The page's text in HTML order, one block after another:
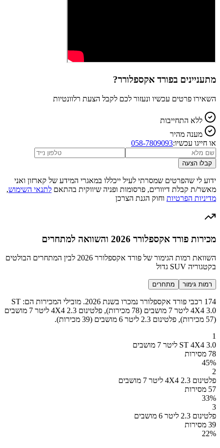
מתעניינים בפורד אקספלורר?
השאירו פרטים עכשיו ונעזור לכם לקבל הצעת רלוונטיות
ללא התחייבות
מענה מהיר
או חייגו עכשיו:058-7809093
קבלו הצעה
ידוע לי שהפרטים שמסרתי לעיל ייכללו במאגרי המידע של קארזון ואני
מאשר/ת קבלת דיוורים, פרסומות ופניה שיווקית בהתאם לתנאי השימוש,
מדיניות הפרטיות וחוק הגנת הצרכן
מכירות פורד אקספלורר 2026 והשוואה למתחרים
השוואת רמות הגימור של פורד אקספלורר 2026 לבין המתחרים הבולטים
בקטגוריה SUV גדול
רמות גימור מתחרים
174 רכבי פורד אקספלורר נמכרו בשנת 2026. מובילי המכירות הם: ST
4X4 3.0 ליטר 7 מושבים (78 מכירות), פלטינום 4X4 2.3 ליטר 7 מושבים
(57 מכירות), פלטינום 2.3 ליטר 6 מושבים (39 מכירות).
1
ST 4X4 3.0 ליטר 7 מושבים
78 מסירות
45%
2
פלטינום 4X4 2.3 ליטר 7 מושבים
57 מסירות
33%
3
פלטינום 2.3 ליטר 6 מושבים
39 מסירות
22%